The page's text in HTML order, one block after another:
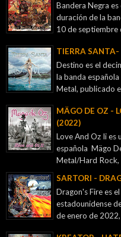
Bandera Negra
duración de la
10 de septiembre
TIERRA
Destino es el
la banda
Metal, publicado
MÄGO DE OZ -
(2022)
Love And Oz Ii es
española Mägo
Metal/Hard Rock,
SARTORI -
Dragon's Fire es
estadounidense
de enero de